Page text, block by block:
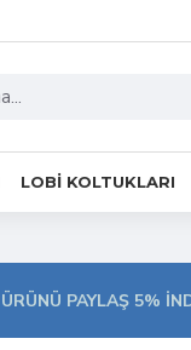
LOBI KOLTUKLARI
ÜRÜNÜ PAYLAŞ 5%